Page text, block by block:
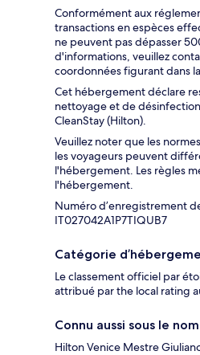
Conformément aux
transactions en espèces
ne peuvent pas dépasser
d'informations, veuillez
coordonnées figurant dans
Cet hébergement déclare
nettoyage et de
CleanStay (Hilton).
Veuillez noter que les
les voyageurs peuvent
l'hébergement. Les règles
l'hébergement.
Numéro d’enregistrement
IT027042A1P7TIQUB7
Catégorie
Le classement officiel par
attribué par the local rating
Connu aussi sous le
Hilton Venice Mestre